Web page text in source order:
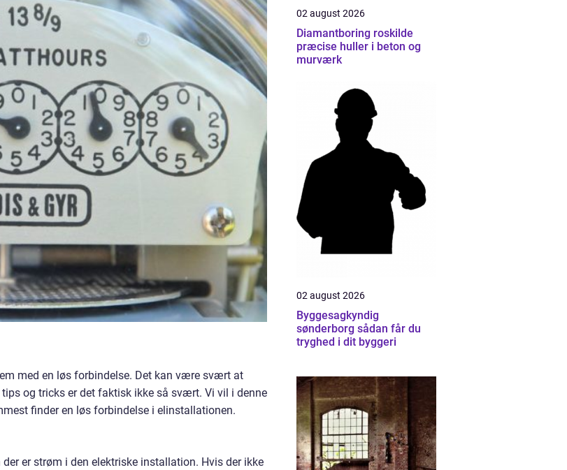
med en løs forbindelse. Det kan være svært at
og tricks er det faktisk ikke så svært. Vi vil i denne
finder en løs forbindelse i elinstallationen.
er strøm i den elektriske installation. Hvis der ikke
02 august 2026
Diamantboring roskilde
præcise huller i beton og
murværk
02 august 2026
Byggesagkyndig
sønderborg sådan får du
tryghed i dit byggeri